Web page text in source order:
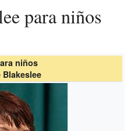
para niños
niños
Blakeslee